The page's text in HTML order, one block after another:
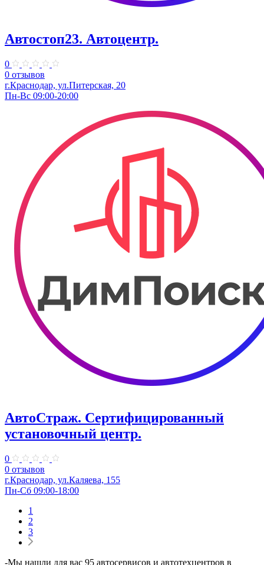
Автостоп23. ​Автоцентр.
0
0 отзывов
г.Краснодар, ул.Питерская, 20
Пн-Вс 09:00-20:00
АвтоСтраж. ​Сертифицированный
установочный центр.
0
0 отзывов
г.Краснодар, ул.Каляева, 155
Пн-Сб 09:00-18:00
1
2
3
-Мы нашли для вас 95 автосервисов и автотехцентров в